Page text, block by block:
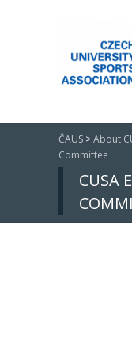
ČAUS >About
Committee
CUSA